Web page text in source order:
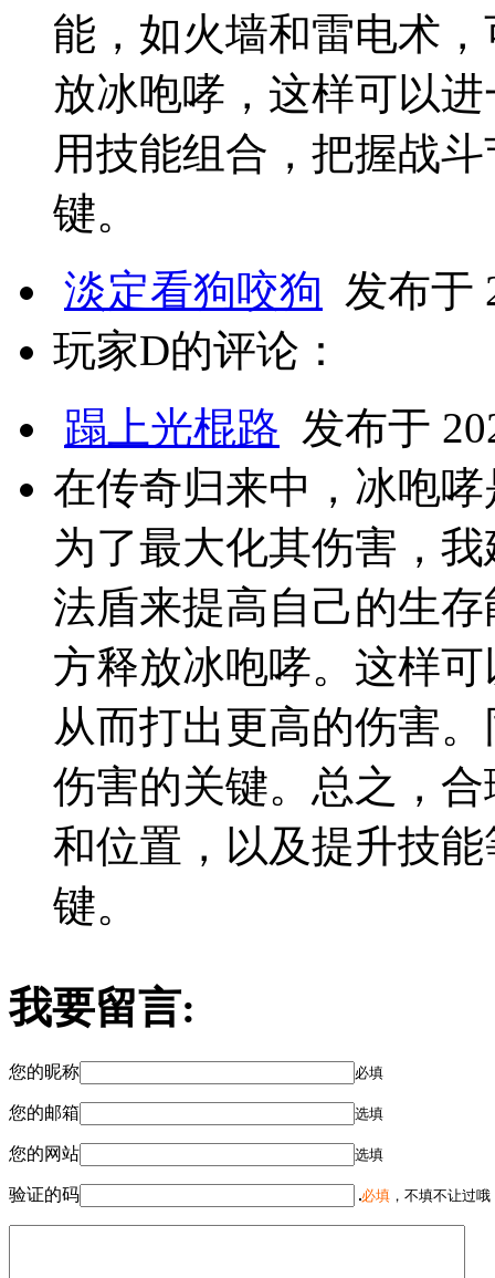
能，如火墙和雷电术
放冰咆哮，这样可以
用技能组合，把握战
键。
淡定看狗咬狗 发布于
玩家D的评论：
蹋上光棍路 发布于
在传奇归来中，冰咆
为了最大化其伤害，
法盾来提高自己的生
方释放冰咆哮。这样
从而打出更高的伤害
伤害的关键。总之，
和位置，以及提升技
键。
我要留言:
您的昵称 必填
您的邮箱 选填
您的网站 选填
验证的码 必填 ，不填不让过